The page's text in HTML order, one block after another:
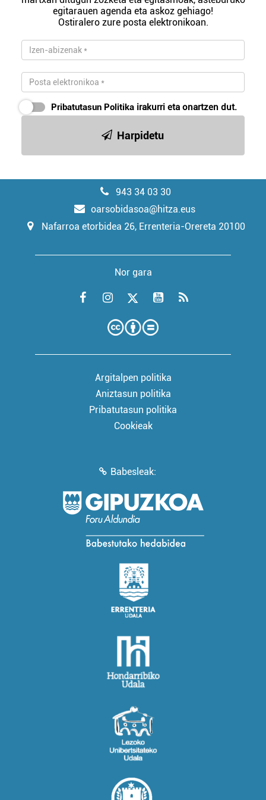
egitarauen agenda eta askoz gehiago!
Ostiralero zure posta elektronikoan.
Pribatutasun Politika irakurri eta onartzen dut.
Harpidetu
943 34 03 30
oarsobidasoa@hitza.eus
Nafarroa etorbidea 26, Errenteria-Orereta 20100
Nor gara
Argitalpen politika
Aniztasun politika
Pribatutasun politika
Cookieak
Babesleak: